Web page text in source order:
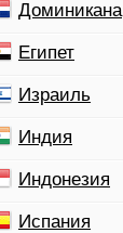
Доминикана
Египет
Израиль
Индия
Индонезия
Испания